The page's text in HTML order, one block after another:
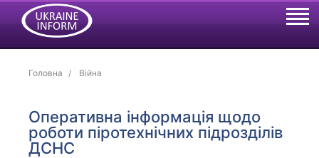
Головна Війна
Оперативна інформація щодо
роботи піротехнічних підрозділів
ДСНС